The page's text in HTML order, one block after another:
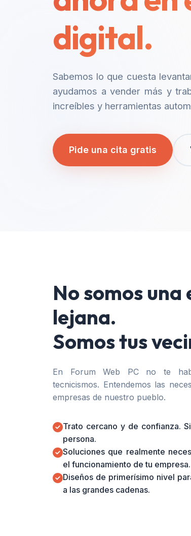
digital.
Sabemos lo que cuesta
ayudamos a vender más y
increíbles y herramientas
Pide una cita gratis
No somos una
lejana.
Somos tus
En Forum Web PC no te
tecnicismos. Entendemos las
empresas de nuestro pueblo.
Trato cercano y de confianza.
persona.
Soluciones que realmente
el funcionamiento de tu empresa.
Diseños de primerísimo nivel
a las grandes cadenas.